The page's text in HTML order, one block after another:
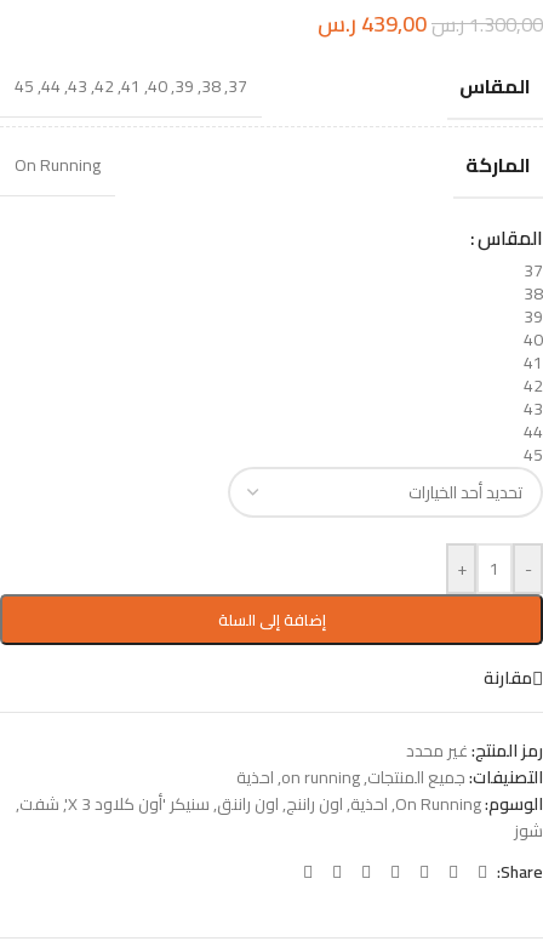
1.300,00ر.س439,00ر.س
المقاس 37
,
38
,
39
,
40
,
41
,
42
,
43
,
44
,
45
الماركة On Running
المقاس
37
38
39
40
41
42
43
44
45
-
+
إضافة إلى السلة
مقارنة
رمز المنتج:غير محدد
التصنيفات:جميع المنتجات,
on running
,احذية
الوسوم:On Running
,احذية,اون راننج,اون راننق,سنيكر 'أون كلاود X 3' ,شفت,
شوز
Share: